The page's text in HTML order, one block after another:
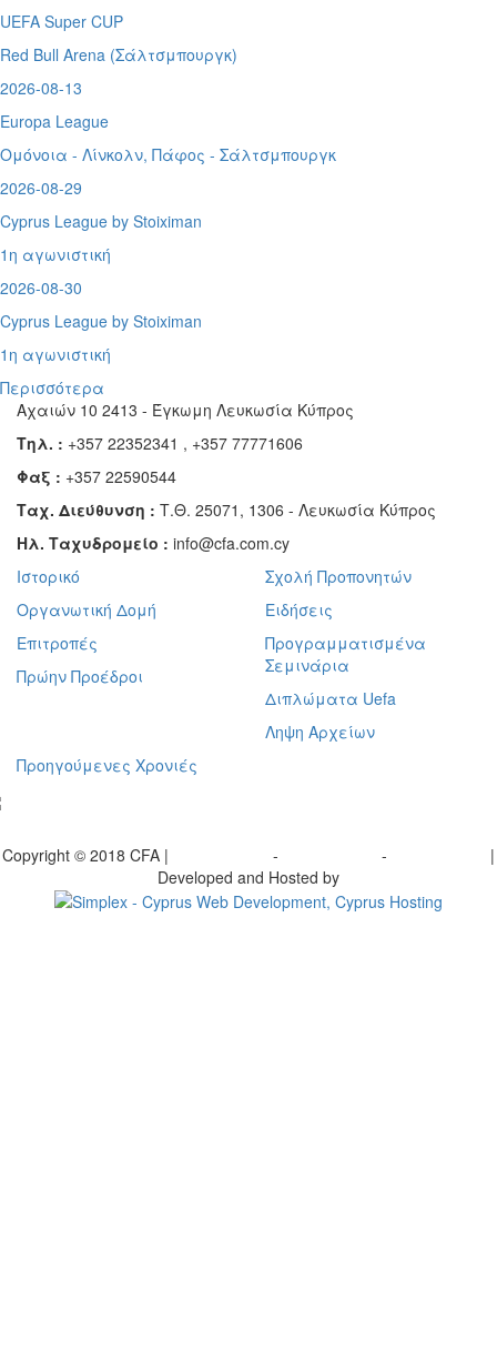
UEFA Super CUP
Red Bull Arena (Σάλτσμπουργκ)
2026-08-13
Europa League
Ομόνοια - Λίνκολν, Πάφος - Σάλτσμπουργκ
2026-08-29
Cyprus League by Stoiximan
1η αγωνιστική
2026-08-30
Cyprus League by Stoiximan
1η αγωνιστική
Περισσότερα
Αχαιών 10 2413 - Έγκωμη Λευκωσία Κύπρος
Τηλ. : +357 22352341 , +357 77771606
Φαξ : +357 22590544
Ταχ. Διεύθυνση : Τ.Θ. 25071, 1306 - Λευκωσία Κύπρος
Ηλ. Ταχυδρομείο : info@cfa.com.cy
Ιστορικό
Οργανωτική Δομή
Επιτροπές
Πρώην Προέδροι
Σχολή Προπονητών
Ειδήσεις
Προγραμματισμένα
Σεμινάρια
Διπλώματα Uefa
Ληψη Αρχείων
Προηγούμενες Χρονιές
Copyright © 2018 CFA | - -
|
Developed and Hosted by